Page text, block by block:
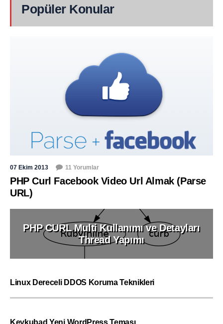
Popüler Konular
07 Ekim 2013 11 Yorumlar
PHP Curl Facebook Video Url Almak (Parse
URL)
PHP CURL Multi Kullanımı ve Detayları
Thread Yapımı
Linux Dereceli DDOS Koruma Teknikleri
Keykubad Yeni WordPress Teması